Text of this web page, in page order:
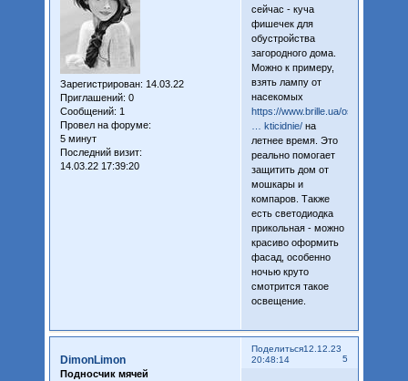
Зарегистрирован: 14.03.22
Приглашений: 0
Сообщений: 1
Провел на форуме:
5 минут
Последний визит:
14.03.22 17:39:20
сейчас - куча
фишечек для
обустройства
загородного дома.
Можно к примеру,
взять лампу от
насекомых
https://www.brille.ua/osveshchenie/
… kticidnie/на
летнее время. Это
реально помогает
защитить дом от
мошкары и
компаров. Также
есть светодиодка
прикольная - можно
красиво оформить
фасад, особенно
ночью круто
смотрится такое
освещение.
Поделиться
5
12.12.23
20:48:14
DimonLimon
Подносчик мячей